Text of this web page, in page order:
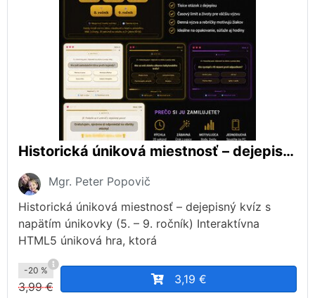
Historická úniková miestnosť – dejepisný kvíz s napätím únikovky (5. – 9. ročník)
Mgr. Peter Popovič
Historická úniková miestnosť – dejepisný kvíz s
napätím únikovky (5. – 9. ročník) Interaktívna
HTML5 úniková hra, ktorá
-20 %
3,99 €
3,19 €